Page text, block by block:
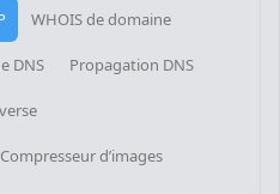
WHOIS de domaine
DNS Propagation DNS
Compresseur d’images